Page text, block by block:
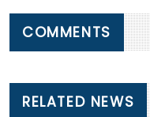
COMMENTS
RELATED NEWS